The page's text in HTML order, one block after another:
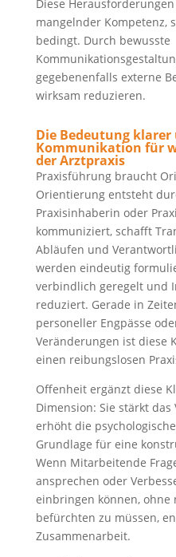
Diese
mangelnder Kompetenz,
bedingt. Durch bewusste
gegebenenfalls externe
wirksam reduzieren.
Die Bedeutung
Kommunikation für
der Arztpraxis
Praxisführung braucht
Orientierung entsteht
Praxisinhaberin oder
kommuniziert, schafft
Abläufen und
werden eindeutig
verbindlich geregelt und
reduziert. Gerade in
personeller Engpässe
Veränderungen ist diese
einen reibungslosen
Offenheit ergänzt diese
Dimension: Sie stärkt
erhöht die
Grundlage für eine
Wenn Mitarbeitende
ansprechen oder
einbringen können, ohne
befürchten zu müssen,
Zusammenarbeit.